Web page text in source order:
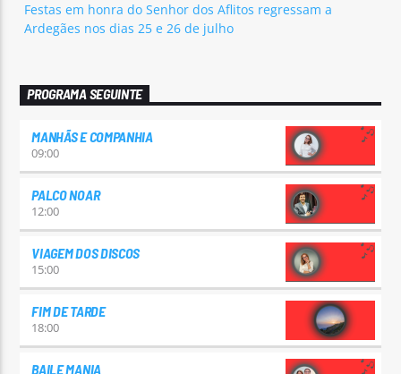
Festas em honra do Senhor dos Aflitos regressam a
Ardegães nos dias 25 e 26 de julho
PROGRAMA SEGUINTE
MANHÃS E COMPANHIA
09:00
PALCO NOAR
12:00
VIAGEM DOS DISCOS
15:00
FIM DE TARDE
18:00
BAILE MANIA